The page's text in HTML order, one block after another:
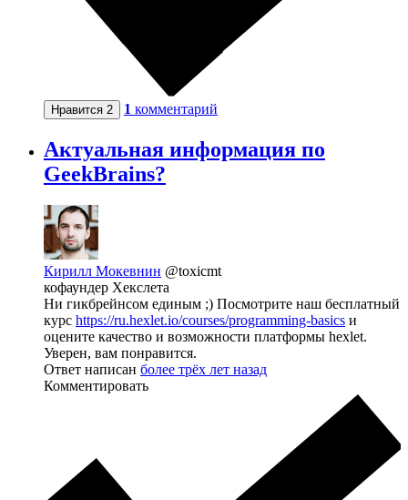
Нравится 2 1 комментарий
Актуальная информация по
GeekBrains?
Кирилл Мокевнин @toxicmt
кофаундер Хекслета
Ни гикбрейнсом единым ;) Посмотрите наш бесплатный
курс https://ru.hexlet.io/courses/programming-basics и
оцените качество и возможности платформы hexlet.
Уверен, вам понравится.
Ответ написан более трёх лет назад
Комментировать